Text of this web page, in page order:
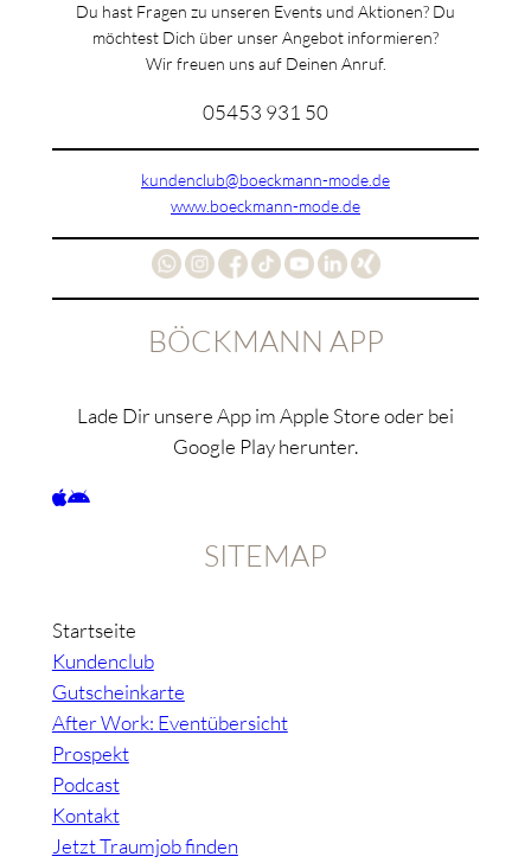
Du hast Fragen zu unseren Events und Aktionen? Du
möchtest Dich über unser Angebot informieren?
Wir freuen uns auf Deinen Anruf.
05453 931 50
kundenclub@boeckmann-mode.de
www.boeckmann-mode.de
BÖCKMANN APP
Lade Dir unsere App im Apple Store oder bei
Google Play herunter.
SITEMAP
Startseite
Kundenclub
Gutscheinkarte
After Work: Eventübersicht
Prospekt
Podcast
Kontakt
Jetzt Traumjob finden